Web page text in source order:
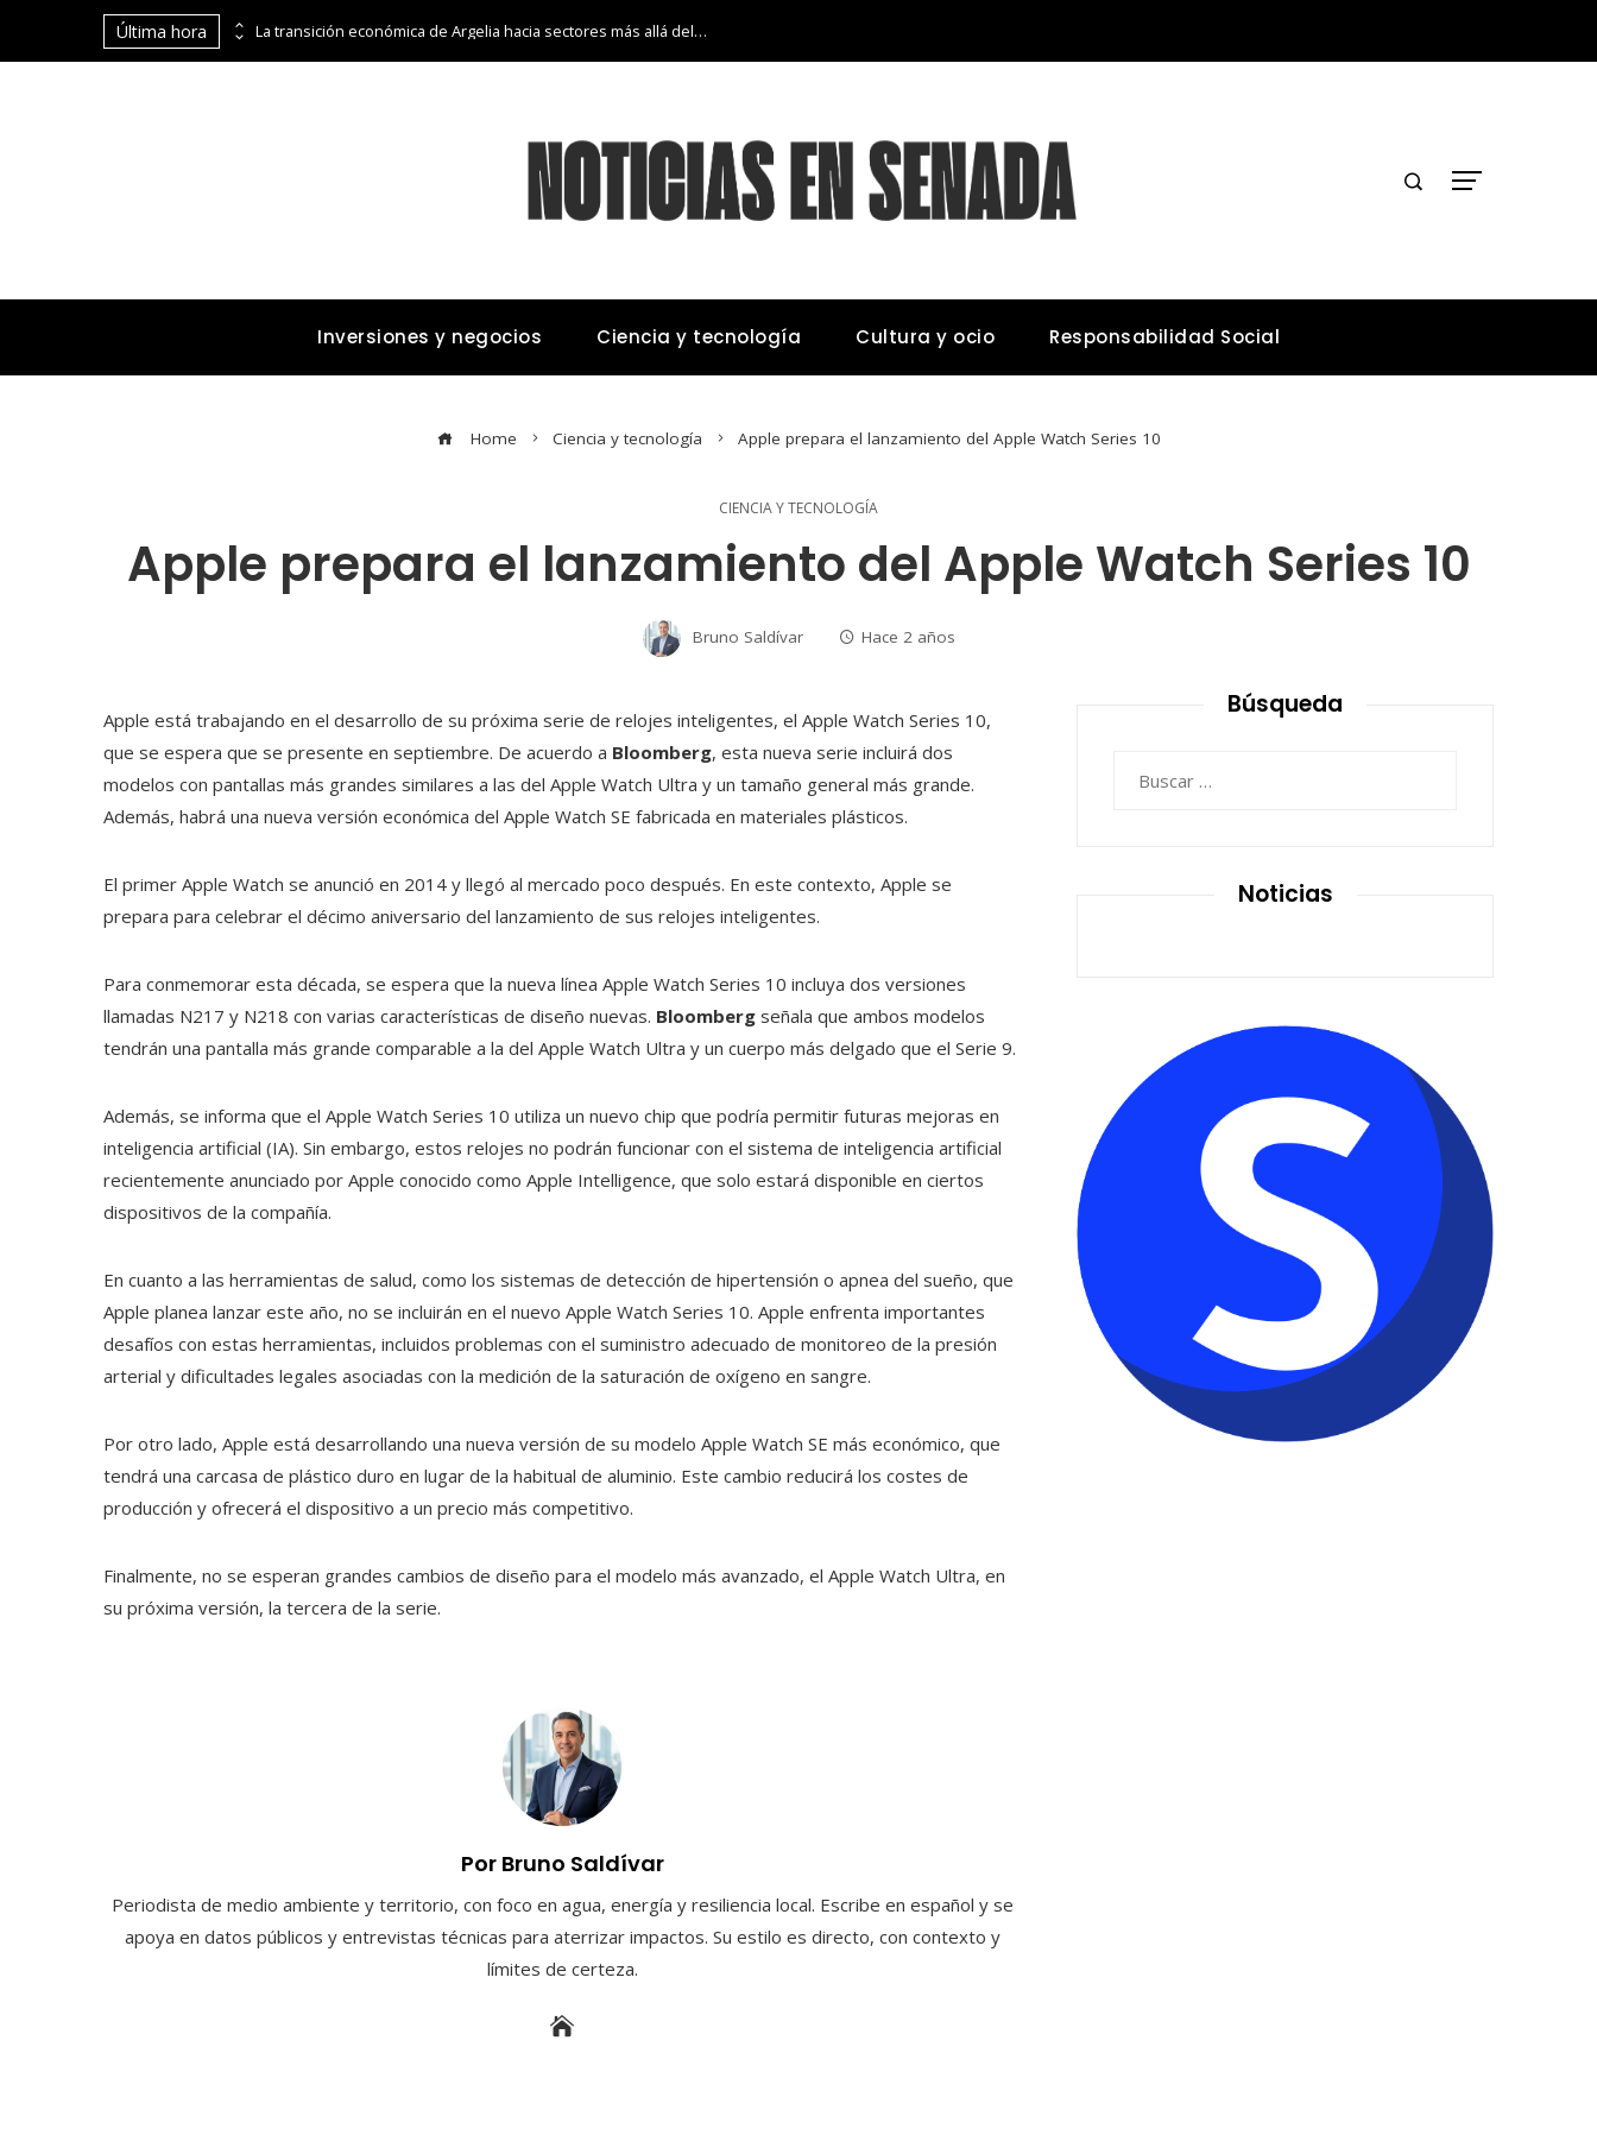
Última hora Las 15 donaciones individuales más grandes y su impacto estructural en sistemas educativos y sanitarios La transición económica de Argelia hacia sectores más allá del petróleo y gas
Inversiones y negocios Ciencia y tecnología Cultura y ocio Responsabilidad Social
Home Ciencia y tecnología Apple prepara el lanzamiento del Apple Watch Series 10
CIENCIA Y TECNOLOGÍA
Apple prepara el lanzamiento del Apple Watch Series 10
Bruno Saldívar Hace 2 años
Apple está trabajando en el desarrollo de su próxima serie de relojes inteligentes, el Apple Watch Series 10,
que se espera que se presente en septiembre. De acuerdo a Bloomberg, esta nueva serie incluirá dos
modelos con pantallas más grandes similares a las del Apple Watch Ultra y un tamaño general más grande.
Además, habrá una nueva versión económica del Apple Watch SE fabricada en materiales plásticos.
El primer Apple Watch se anunció en 2014 y llegó al mercado poco después. En este contexto, Apple se
prepara para celebrar el décimo aniversario del lanzamiento de sus relojes inteligentes.
Para conmemorar esta década, se espera que la nueva línea Apple Watch Series 10 incluya dos versiones
llamadas N217 y N218 con varias características de diseño nuevas. Bloomberg señala que ambos modelos
tendrán una pantalla más grande comparable a la del Apple Watch Ultra y un cuerpo más delgado que el Serie 9.
Además, se informa que el Apple Watch Series 10 utiliza un nuevo chip que podría permitir futuras mejoras en
inteligencia artificial (IA). Sin embargo, estos relojes no podrán funcionar con el sistema de inteligencia artificial
recientemente anunciado por Apple conocido como Apple Intelligence, que solo estará disponible en ciertos
dispositivos de la compañía.
En cuanto a las herramientas de salud, como los sistemas de detección de hipertensión o apnea del sueño, que
Apple planea lanzar este año, no se incluirán en el nuevo Apple Watch Series 10. Apple enfrenta importantes
desafíos con estas herramientas, incluidos problemas con el suministro adecuado de monitoreo de la presión
arterial y dificultades legales asociadas con la medición de la saturación de oxígeno en sangre.
Por otro lado, Apple está desarrollando una nueva versión de su modelo Apple Watch SE más económico, que
tendrá una carcasa de plástico duro en lugar de la habitual de aluminio. Este cambio reducirá los costes de
producción y ofrecerá el dispositivo a un precio más competitivo.
Finalmente, no se esperan grandes cambios de diseño para el modelo más avanzado, el Apple Watch Ultra, en
su próxima versión, la tercera de la serie.
Por Bruno Saldívar
Periodista de medio ambiente y territorio, con foco en agua, energía y resiliencia local. Escribe en español y se
apoya en datos públicos y entrevistas técnicas para aterrizar impactos. Su estilo es directo, con contexto y
límites de certeza.
Búsqueda
Noticias